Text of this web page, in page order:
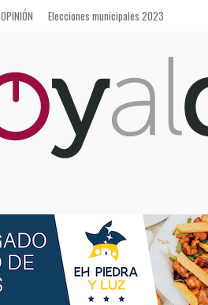
OPINIÓN Elecciones municipales 2023